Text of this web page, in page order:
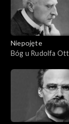
Niepojęte
Bóg u Rudolfa